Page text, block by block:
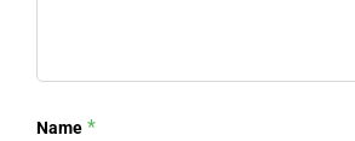
Name *